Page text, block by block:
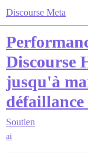
Discourse Meta
Discourse
jusqu'à
défaillance
Soutien
ai